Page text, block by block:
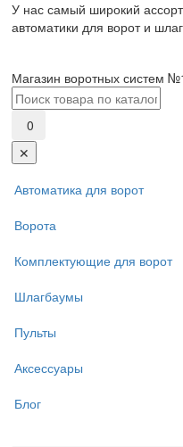
У нас самый широкий
автоматики для ворот и
Магазин воротных систем
0
✕
Автоматика для ворот
Ворота
Комплектующие для ворот
Шлагбаумы
Пульты
Аксессуары
Блог